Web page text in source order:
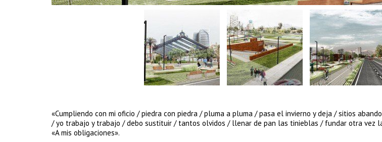
«Cumpliendo con mi oficio / piedra con piedra / pluma a pluma / pasa el invierno y deja / sitios
/ yo trabajo y trabajo / debo sustituir / tantos olvidos / llenar de pan las tinieblas / fundar otra vez
«A mis obligaciones».